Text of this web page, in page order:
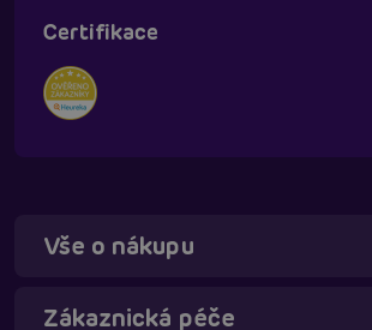
Certifikace
Vše o nákupu
Zákaznická péče